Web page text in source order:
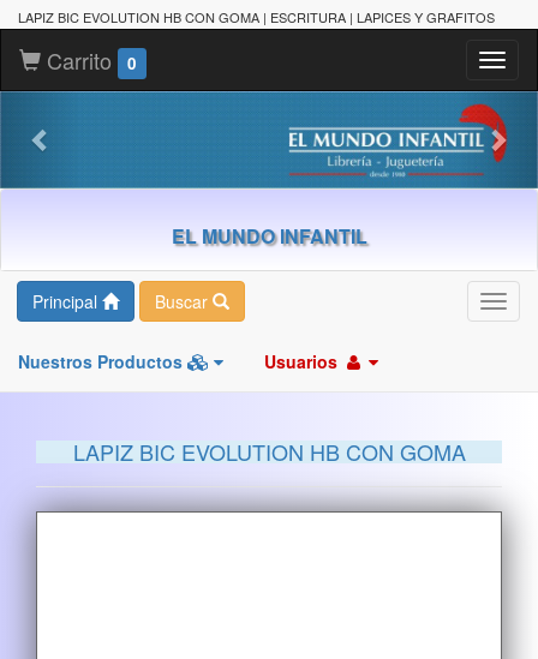
LAPIZ BIC EVOLUTION HB CON GOMA | ESCRITURA | LAPICES Y GRAFITOS
Carrito 0
EL MUNDO INFANTIL
Principal Buscar
Nuestros Productos Usuarios
LAPIZ BIC EVOLUTION HB CON GOMA